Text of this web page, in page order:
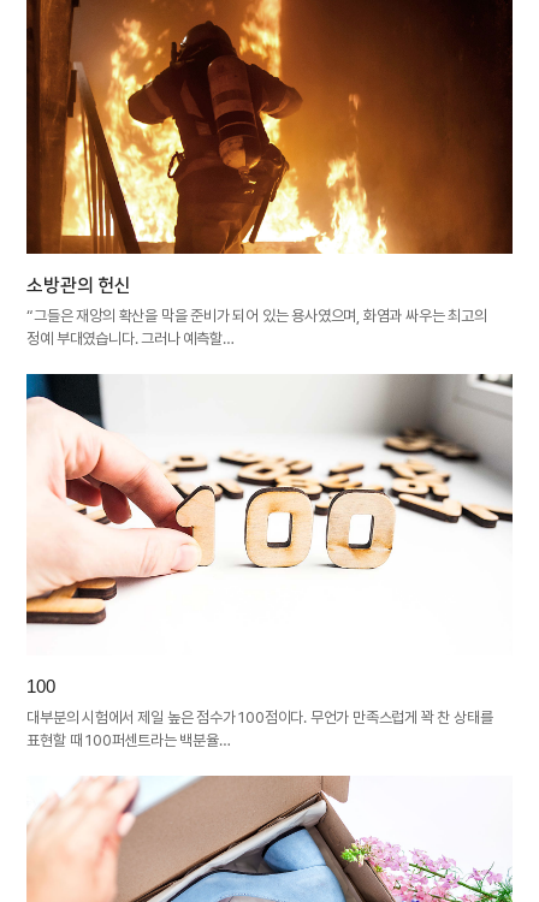
소방관의 헌신
“그들은 재앙의 확산을 막을 준비가 되어 있는 용사였으며, 화염과 싸우는 최고의
정예 부대였습니다. 그러나 예측할…
100
대부분의 시험에서 제일 높은 점수가 100점이다. 무언가 만족스럽게 꽉 찬 상태를
표현할 때 100퍼센트라는 백분율…